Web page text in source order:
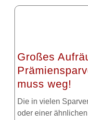
Großes
muss weg!
Die in vielen
oder einer